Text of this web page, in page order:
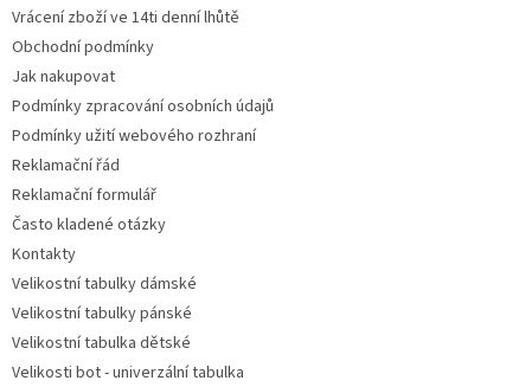
Vrácení zboží ve 14ti denní lhůtě
Obchodní podmínky
Jak nakupovat
Podmínky zpracování osobních údajů
Podmínky užití webového rozhraní
Reklamační řád
Reklamační formulář
Často kladené otázky
Kontakty
Velikostní tabulky dámské
Velikostní tabulky pánské
Velikostní tabulka dětské
Velikosti bot - univerzální tabulka